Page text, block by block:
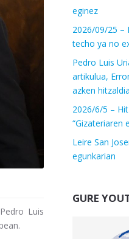
Luis
eginez
2026/09/25 –
techo ya no
Pedro Luis
artikulua,
azken
2026/6/5 –
“Gizateriaren
Leire San
egunkarian
GURE